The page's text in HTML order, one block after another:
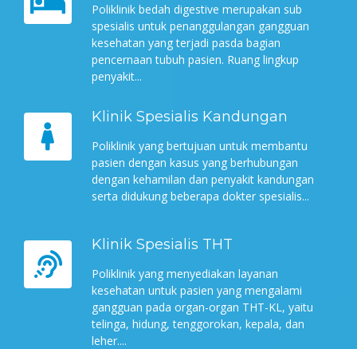
Poliklinik bedah digestive merupakan sub
spesialis untuk penanggulangan gangguan
kesehatan yang terjadi pasda bagian
pencernaan tubuh pasien. Ruang lingkup
penyakit...
Klinik Spesialis Kandungan
Poliklinik yang bertujuan untuk membantu
pasien dengan kasus yang berhubungan
dengan kehamilan dan penyakit kandungan
serta didukung beberapa dokter spesialis...
Klinik Spesialis THT
Poliklinik yang menyediakan layanan
kesehatan untuk pasien yang mengalami
gangguan pada organ-organ THT-KL, yaitu
telinga, hidung, tenggorokan, kepala, dan
leher....